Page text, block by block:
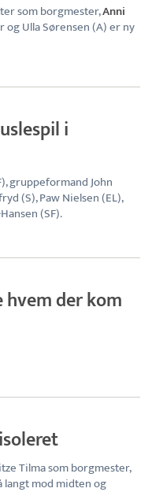
som borgmester,Anni
og Ulla Sørensen (A) er ny
i
gruppeformand John
(S), Paw Nielsen (EL),
(SF).
hvem der kom
Tilma som borgmester,
langt mod midten og